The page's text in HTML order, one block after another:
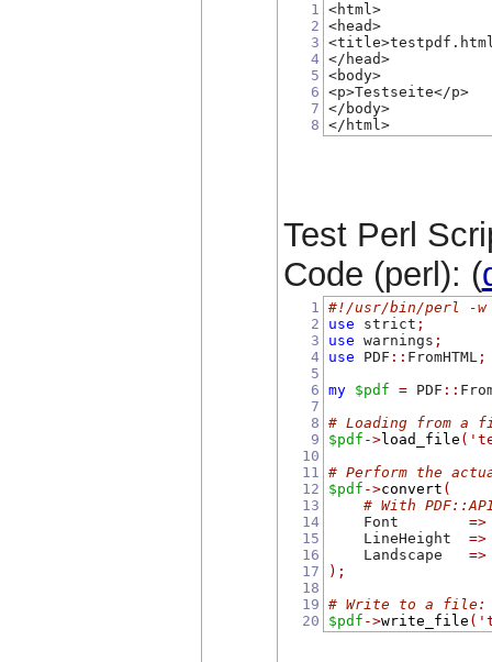
1
2
3
4
5
6
7
8
<html>
<head>
</head>
<body>
<p>Testseite</p>
</body>
</html>
Test Perl
Code (perl): (
1
2
3
4
5
6
7
8
9
10
11
12
13
14
15
16
17
18
19
20
#!/usr/bin/perl -w
use strict ;
use warnings ;
use PDF :: FromHTML ;
my $pdf = PDF ::
# Loading from a
$pdf ->load_file (
# Perform the
$pdf ->convert (
# With
    Font
=>
    LineHeight
=>
    Landscape
=>
);
# Write to a file:
$pdf ->write_file (